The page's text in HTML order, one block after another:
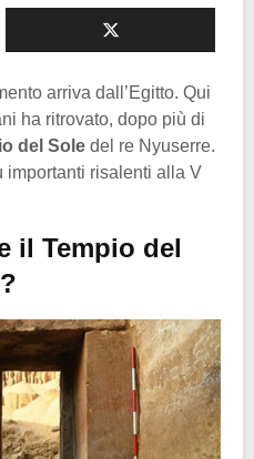
arriva dall’Egitto. Qui
ha ritrovato, dopo più di
del Sole del re Nyuserre.
importanti risalenti alla V
il Tempio del